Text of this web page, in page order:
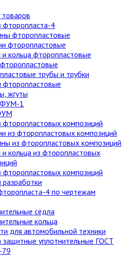
товаров
фторопласта-4
фторопластовые
фторопластовые
и кольца фторопластовые
трубы и трубки
фторопластовые
жгуты
ФУМ-1
фторопластовых композиций
из фторопластовых композиций
из фторопластовых композиций
и кольца из фторопластовых
фторопластовых композиций
разработки
4 по чертежам
сёдла
кольца
для автомобильной техники
защитные уплотнительные ГОСТ